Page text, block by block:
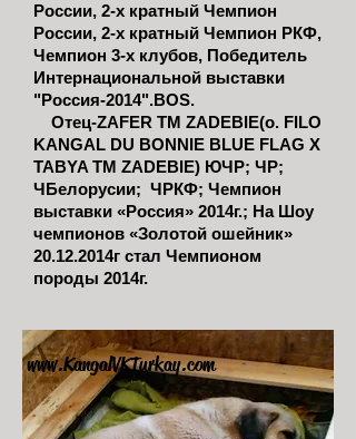
России, 2-х кратный Чемпион
России, 2-х кратный Чемпион РКФ,
Чемпион 3-х клубов, Победитель
Интернациональной выставки
"Россия-2014".BOS.
Отец-ZAFER TM ZADEBIE(о. FILO
KANGAL DU BONNIE BLUE FLAG X
TABYA TM ZADEBIE) ЮЧР; ЧР;
ЧБелорусии; ЧРКФ; Чемпион
выставки «Россия» 2014г.; На Шоу
чемпионов «Золотой ошейник»
20.12.2014г стал Чемпионом
породы 2014г.
www.KangalVKTurkay.com